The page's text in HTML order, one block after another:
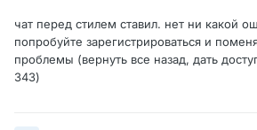
чат перед стилем ставил. нет ни какой
попробуйте зарегистрироваться и
проблемы (вернуть все назад, дать
343)